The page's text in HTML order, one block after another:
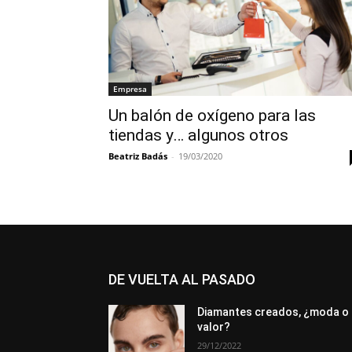
Empresa
Un balón de oxígeno para las
tiendas y… algunos otros
Beatriz Badás - 19/03/2020
DE VUELTA AL PASADO
Diamantes creados, ¿moda o
valor?
29/12/2022